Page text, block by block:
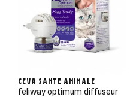
CEVA SANTE ANIMALE
feliway optimum diffuseur